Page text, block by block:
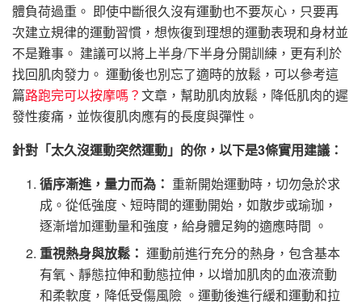
體負荷過重。 即使中斷很久沒有運動也不要灰心，只要再
次建立規律的運動習慣，想恢復到理想的運動表現和身材並
不是難事。 建議可以將上半身/下半身分開訓練，更有利於
找回肌肉發力。 運動後也別忘了適時的放鬆，可以參考這
篇路跑完可以按摩嗎？文章，幫助肌肉放鬆，降低肌肉的遲
發性痠痛，並恢復肌肉應有的長度與彈性。
針對「太久沒運動突然運動」的你，以下是3條實用建議：
循序漸進，量力而為： 重新開始運動時，切勿急於求
成。從低強度、短時間的運動開始，如散步或瑜珈，
逐漸增加運動量和強度，給身體足夠的適應時間 。
重視熱身與放鬆： 運動前進行充分的熱身，包含基本
有氧、靜態拉伸和動態拉伸，以增加肌肉的血液流動
和柔軟度，降低受傷風險 。運動後進行緩和運動和拉